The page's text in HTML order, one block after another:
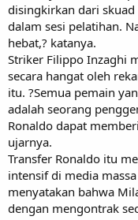
disingkirkan dari skuad
dalam sesi pelatihan.
hebat,? katanya.
Striker Filippo Inzaghi
secara hangat oleh
itu. ?Semua pemain
adalah seorang
Ronaldo dapat
ujarnya.
Transfer Ronaldo itu
intensif di media
menyatakan bahwa
dengan mengontrak